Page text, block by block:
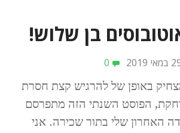
בן שלוש!
2019
0
באופן של להרגיש קצת חסרת
הפוסט השנתי הזה מתפרסם
האחרון שלי בתור שכירה. אני